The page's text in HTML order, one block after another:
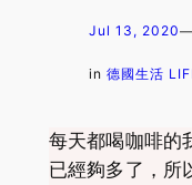
Jul 13, 2020
in 德國生活
每天都喝咖啡的
已經夠多了，所